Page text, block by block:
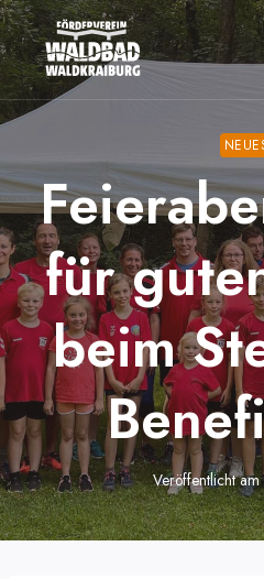
Zum
Inhalt
springen
für
beim
Veröffentlicht am